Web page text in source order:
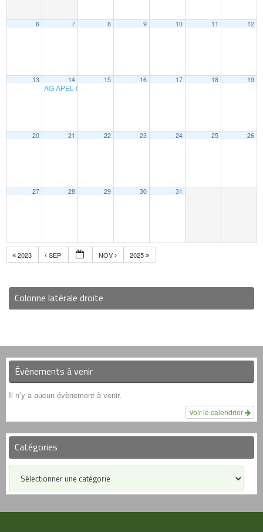
6 7 8 9 10 11 12
13 14
AG APEL-OGEC
15 16 17 18 19
20 21 22 23 24 25 26
27 28 29 30 31
2023 SEP NOV 2025
Colonne latérale droite
Événements à venir
Il n’y a aucun évènement à venir.
Voir le calendrier
Catégories